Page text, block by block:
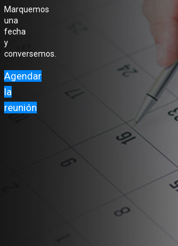
Marquemos
una
fecha
y
conversemos.
Agendar
la
reunión